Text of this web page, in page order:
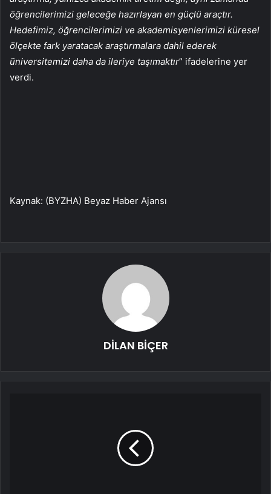
öğrencilerimizi geleceğe hazırlayan en güçlü araçtır.
Hedefimiz, öğrencilerimizi ve akademisyenlerimizi küresel
ölçekte fark yaratacak araştırmalara dahil ederek
üniversitemizi daha da ileriye taşımaktır” ifadelerine yer
verdi.
Kaynak: (BYZHA) Beyaz Haber Ajansı
DİLAN BİÇER